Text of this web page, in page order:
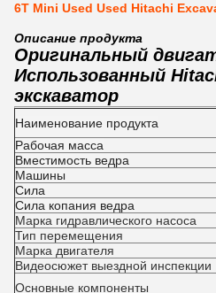
6T Mini Used Used Hitachi
Описание продукта
Оригинальный
Использованный
экскаватор
Наименование продукта
Рабочая масса
Вместимость ведра
Машины
Сила
Сила копания ведра
Марка гидравлического насоса
Тип перемещения
Марка двигателя
Видеосюжет выездной инспекции
Основные компоненты